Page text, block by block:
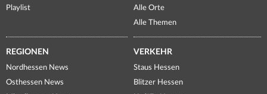
Playlist
Alle Orte
Alle Themen
REGIONEN
Nordhessen News
Osthessen News
VERKEHR
Staus Hessen
Blitzer Hessen